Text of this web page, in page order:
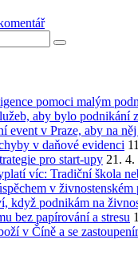
pomoci malým
aby bylo podnikání
event v Praze, aby na
v daňové evidenci
pro start-upy 21. 4.
víc: Tradiční škola
v
když podnikám na
bez papírování a stresu
v Číně a se